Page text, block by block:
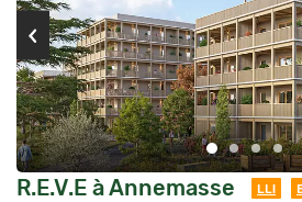
R.E.V.E à Annemasse LLI